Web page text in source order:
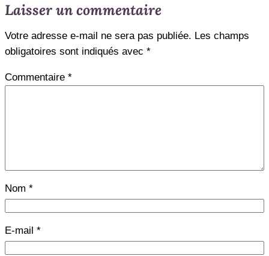
Laisser un commentaire
Votre adresse e-mail ne sera pas publiée. Les champs
obligatoires sont indiqués avec *
Commentaire *
Nom *
E-mail *